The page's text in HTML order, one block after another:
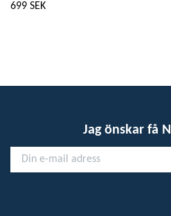
699 SEK
Jag önskar få